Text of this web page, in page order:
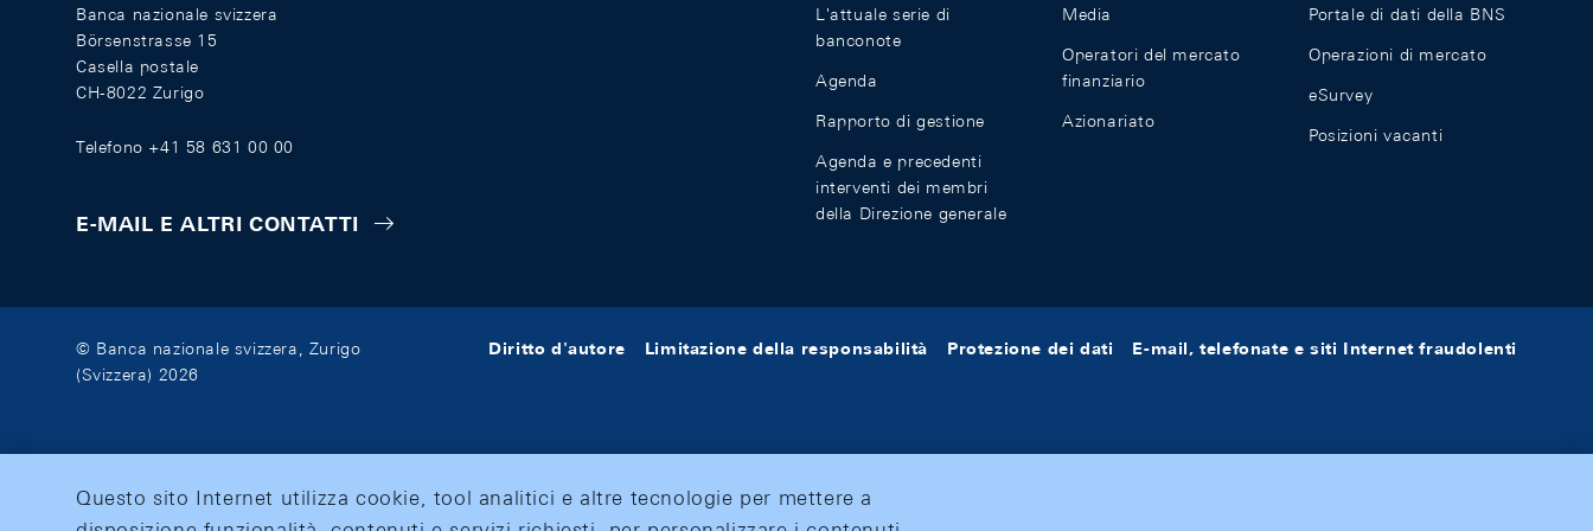
Banca nazionale svizzera
Börsenstrasse 15
Casella postale
CH-8022 Zurigo
Telefono +41 58 631 00 00
E-MAIL E ALTRI CONTATTI
L'attuale serie di
banconote
Agenda
Rapporto di gestione
Agenda e precedenti
interventi dei membri
della Direzione generale
Media
Operatori del mercato
finanziario
Azionariato
Portale di dati della BNS
Operazioni di mercato
eSurvey
Posizioni vacanti
© Banca nazionale svizzera, Zurigo
(Svizzera) 2026
Diritto d'autore Limitazione della responsabilità Protezione dei dati E-mail, telefonate e siti Internet fraudolenti
Questo sito Internet utilizza cookie, tool analitici e altre tecnologie per mettere a